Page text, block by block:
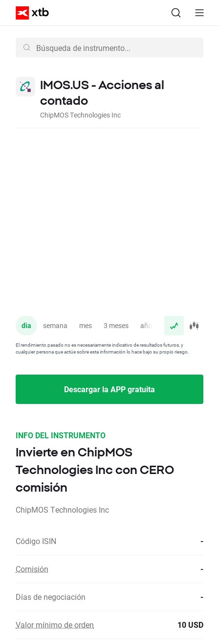
IMOS.US - Acciones al
contado
ChipMOS Technologies Inc
dia semana mes 3 meses año
El rendimiento pasado no es necesariamente indicativo de resultados futuros, y
cualquier persona que actúe sobre esta información lo hace bajo su propio riesgo.
Descargar la APP gratuita
INFO DEL INSTRUMENTO
Invierte en ChipMOS
Technologies Inc con CERO
comisión
ChipMOS Technologies Inc
Código ISIN -
Comisión -
Días de negociación -
Valor mínimo de orden 10 USD